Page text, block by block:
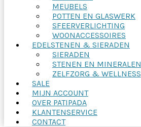
MEUBELS
POTTEN EN GLASWERK
SFEERVERLICHTING
WOONACCESSOIRES
EDELSTENEN & SIERADEN
SIERADEN
STENEN EN MINERALEN
ZELFZORG & WELLNESS
SALE
MIJN ACCOUNT
OVER PATIPADA
KLANTENSERVICE
CONTACT